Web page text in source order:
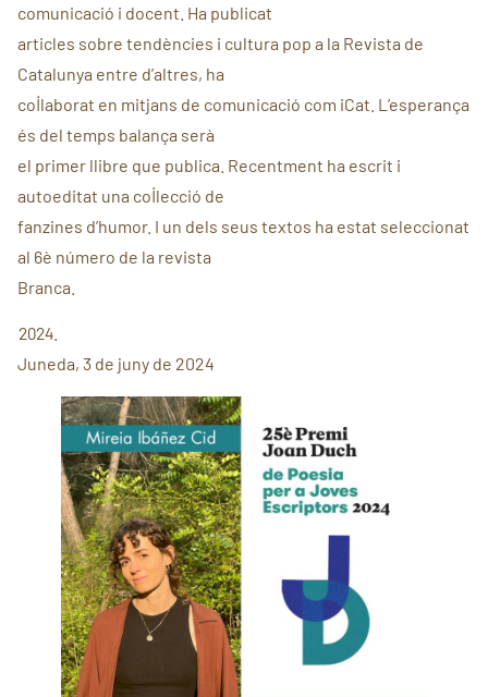
comunicació i docent. Ha publicat
articles sobre tendències i cultura pop a la Revista de
Catalunya entre d’altres, ha
col·laborat en mitjans de comunicació com iCat. L’esperança
és del temps balança serà
el primer llibre que publica. Recentment ha escrit i
autoeditat una col·lecció de
fanzines d’humor. I un dels seus textos ha estat seleccionat
al 6è número de la revista
Branca.
Juneda, 3 de juny de 2024